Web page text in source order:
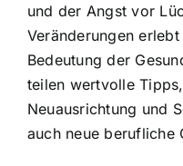
und der Angst vor
Veränderungen
Bedeutung der
teilen wertvolle
Neuausrichtung und
auch neue berufliche